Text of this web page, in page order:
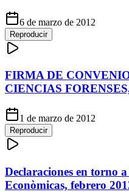
6 de marzo de 2012
Reproducir
FIRMA DE
CIENCIAS
1 de marzo de 2012
Reproducir
Declaraciones en torno
Econòmicas, febrero